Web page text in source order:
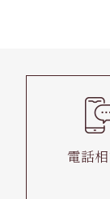
電話